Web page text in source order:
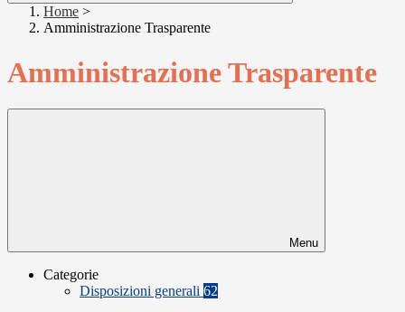
Home >
Amministrazione Trasparente
Amministrazione Trasparente
Menu
Categorie
Disposizioni generali 62